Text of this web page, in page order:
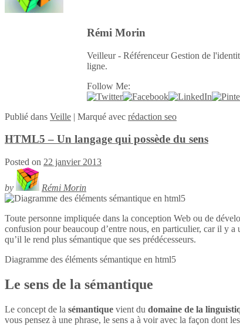
Rémi Morin
Veilleur - Référenceur Gestion de
ligne.
Follow Me:
Publié dans Veille | Marqué avec rédaction seo
HTML5 – Un langage qui possède du sens
Posted on 22 janvier 2013
by Rémi Morin
Toute personne impliquée dans la conception Web ou de
confusion pour beaucoup d’entre nous, en particulier, car il y
qu’il le rend plus sémantique que ses prédécesseurs.
Diagramme des éléments sémantique en html5
Le sens de la sémantique
Le concept de la sémantique vient du domaine de la
vous pensez à une phrase, le sens a à voir avec la façon dont